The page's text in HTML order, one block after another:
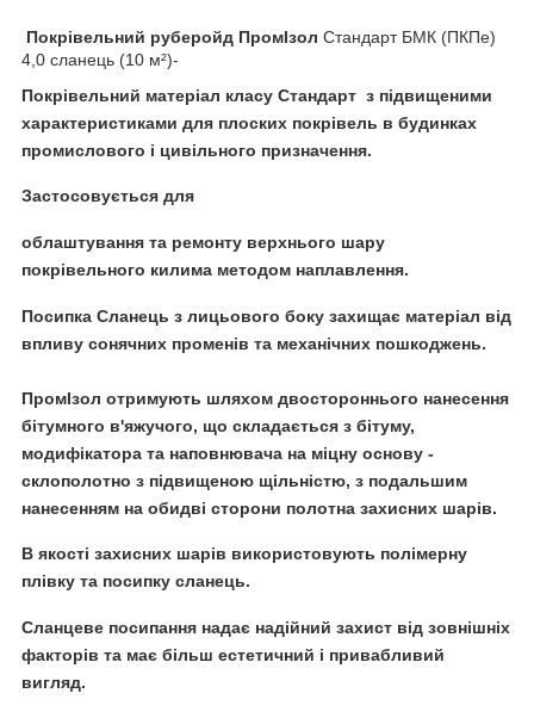
Покрівельний руберойд ПромІзол Стандарт БМК (ПКПе)
4,0 сланець (10 м²)-
Покрівельний матеріал класу Стандарт з підвищеними
характеристиками для плоских покрівель в будинках
промислового і цивільного призначення.
Застосовується для
облаштування та ремонту верхнього шару
покрівельного килима методом наплавлення.
Посипка Сланець з лицьового боку захищає матеріал від
впливу сонячних променів та механічних пошкоджень.
ПромІзол отримують шляхом двостороннього нанесення
бітумного в'яжучого, що складається з бітуму,
модифікатора та наповнювача на міцну основу -
склополотно з підвищеною щільністю, з подальшим
нанесенням на обидві сторони полотна захисних шарів.
В якості захисних шарів використовують полімерну
плівку та посипку сланець.
Сланцеве посипання надає надійний захист від зовнішніх
факторів та має більш естетичний і привабливий
вигляд.